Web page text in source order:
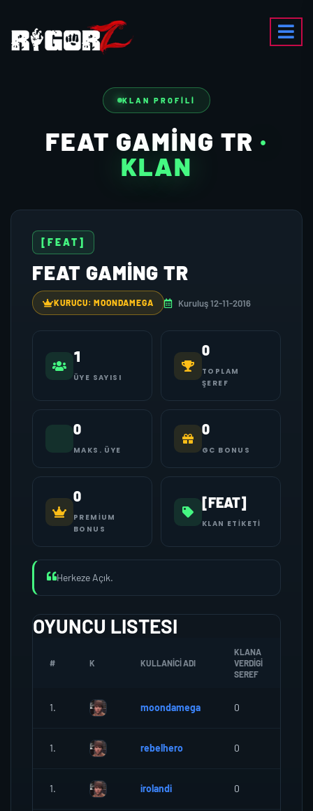
KLAN PROFILI
FEAT GAMING TR ·
KLAN
[FEAT]
FEAT GAMING TR
KURUCU: MOONDAMEGA Kuruluş 12-11-2016
1
ÜYE SAYISI
0
TOPLAM
ŞEREF
0
MAKS. ÜYE
0
GC BONUS
0
PREMIUM
BONUS
[FEAT]
KLAN ETIKETI
Herkeze Açık.
OYUNCU LISTESI
# K KULLANICI ADI
KLANA
VERDIGI
SEREF
1. moondamega 0
1. rebelhero 0
1. irolandi 0